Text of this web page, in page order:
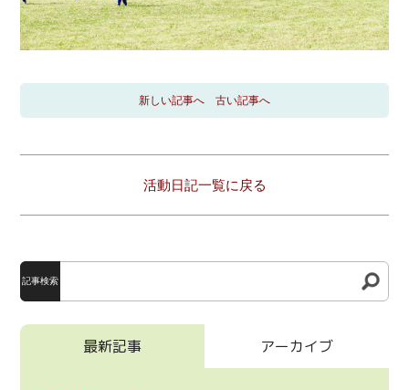
新しい記事へ 古い記事へ
活動日記一覧に戻る
記事検索
最新記事 アーカイブ